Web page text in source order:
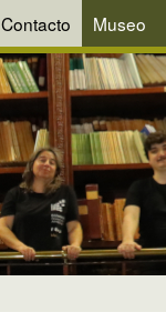
Contacto Museo